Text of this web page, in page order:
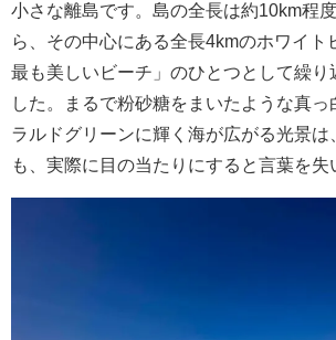
小さな離島です。島の全長は約10km程
ら、その中心にある全長4kmのホワイト
最も美しいビーチ」のひとつとして繰り
した。まるで粉砂糖をまいたような真っ
ラルドグリーンに輝く海が広がる光景は
も、実際に目の当たりにすると言葉を失